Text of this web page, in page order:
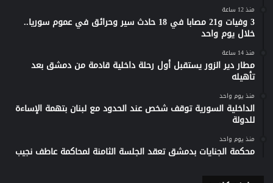
منذ 12 ساعة
3 وفيات و21 مصابا في 18 حادث سير وحرائق في عموم سوريا..
خلال يوم واحد
منذ 14 ساعة
مطار دير الزور يستقبل أول رحلة داخلية قادمة من دمشق بعد
تأهيله
منذ يوم واحد
الداخلية السورية توقف شخص عند الحدود مع لبنان بتهمة الإساءة
للدولة
منذ يوم واحد
محكمة الجنايات بدمشق تعقد الجلسة الثامنة لمحاكمة عاطف نجيب